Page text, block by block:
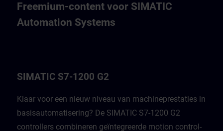
Freemium-content voor SIMATIC
Automation Systems
SIMATIC S7-1200 G2
Klaar voor een nieuw niveau van machineprestaties in
basisautomatisering? De SIMATIC S7-1200 G2
controllers combineren geïntegreerde motion control-